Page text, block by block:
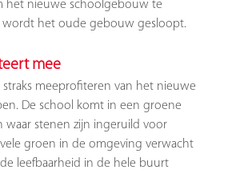
het nieuwe schoolgebouw te
wordt het oude gebouw gesloopt.
mee
meeprofiteren van het nieuwe
De school komt in een groene
waar stenen zijn ingeruild voor
groen in de omgeving verwacht
leefbaarheid in de hele buurt